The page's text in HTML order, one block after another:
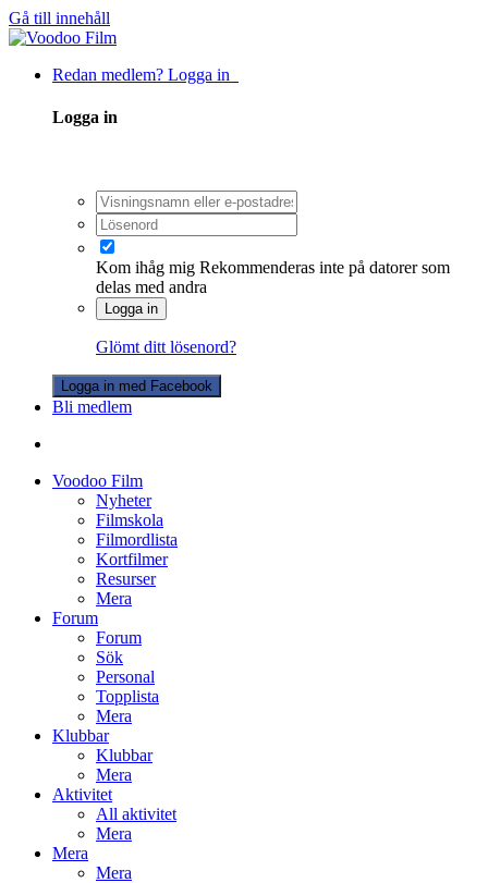
Gå till innehåll
Redan medlem? Logga in
Logga in
Kom ihåg mig Rekommenderas inte på datorer som
delas med andra
Logga in
Glömt ditt lösenord?
Logga in med Facebook
Bli medlem
Voodoo Film
Nyheter
Filmskola
Filmordlista
Kortfilmer
Resurser
Mera
Forum
Forum
Sök
Personal
Topplista
Mera
Klubbar
Klubbar
Mera
Aktivitet
All aktivitet
Mera
Mera
Mera